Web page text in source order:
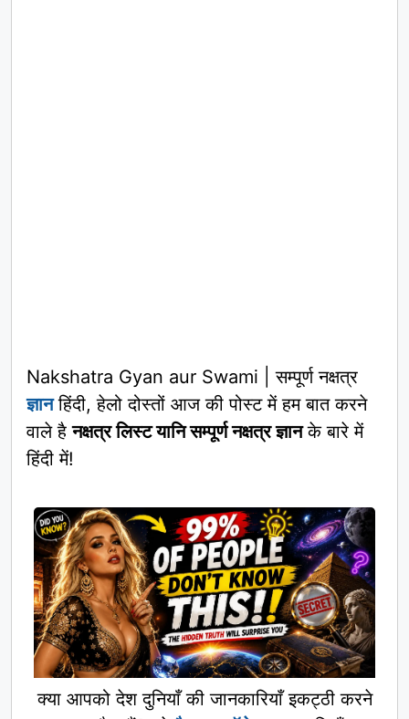
Nakshatra Gyan aur Swami | सम्पूर्ण नक्षत्र
ज्ञानहिंदी, हेलो दोस्तों आज की पोस्ट में हम बात करने
वाले हैनक्षत्र लिस्ट यानि सम्पूर्ण नक्षत्र ज्ञानके बारे में
हिंदी में!
क्या आपको देश दुनियाँ की जानकारियाँ इकट्ठी करने